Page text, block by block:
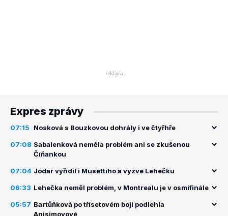
Expres zprávy
07:15 Nosková s Bouzkovou dohrály i ve čtyřhře
07:08 Sabalenková neměla problém ani se zkušenou
Číňankou
07:04 Jódar vyřídil i Musettiho a vyzve Lehečku
06:33 Lehečka neměl problém, v Montrealu je v osmifinále
05:57 Bartůňková po třísetovém boji podlehla
Anisimovové